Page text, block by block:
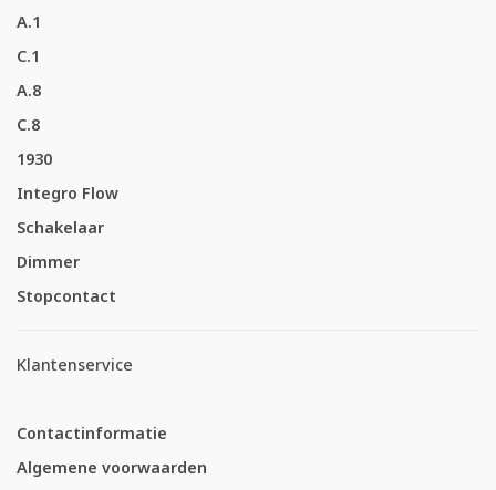
A.1
C.1
A.8
C.8
1930
Integro Flow
Schakelaar
Dimmer
Stopcontact
Klantenservice
Contactinformatie
Algemene voorwaarden